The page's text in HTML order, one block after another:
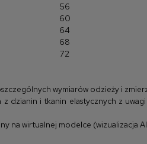
56
60
64
68
72
wymiarów odzieży i
dzianin i tkanin elastycznych z
na wirtualnej modelce (wizualizacja